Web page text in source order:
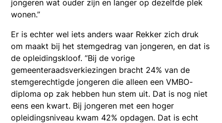
jongeren wat ouder zijn en langer op dezelfde plek
wonen.”
Er is echter wel iets anders waar Rekker zich druk
om maakt bij het stemgedrag van jongeren, en dat is
de opleidingskloof. ”Bij de vorige
gemeenteraadsverkiezingen bracht 24% van de
stemgerechtigde jongeren die alleen een VMBO-
diploma op zak hebben hun stem uit. Dat is nog niet
eens een kwart. Bij jongeren met een hoger
opleidingsniveau kwam 42% opdagen. Dat is echt